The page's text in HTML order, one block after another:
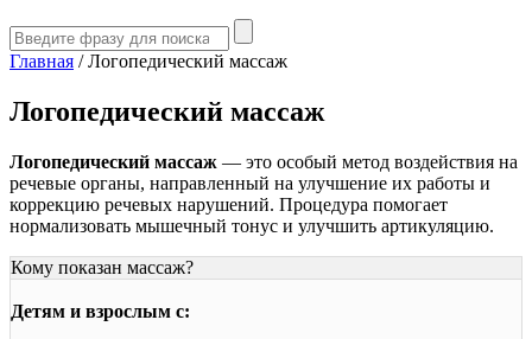
Главная / Логопедический массаж
Логопедический массаж
Логопедический массаж — это особый метод воздействия на
речевые органы, направленный на улучшение их работы и
коррекцию речевых нарушений. Процедура помогает
нормализовать мышечный тонус и улучшить артикуляцию.
Кому показан массаж?
Детям и взрослым с: